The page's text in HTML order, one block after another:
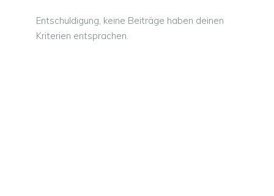
Entschuldigung, keine Beiträge haben deinen
Kriterien entsprachen.